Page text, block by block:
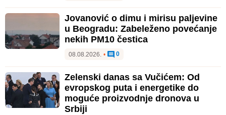
Jovanović o dimu i mirisu paljevine
u Beogradu: Zabeleženo povećanje
nekih PM10 čestica
08.08.2026. • 0
Zelenski danas sa Vučićem: Od
evropskog puta i energetike do
moguće proizvodnje dronova u
Srbiji